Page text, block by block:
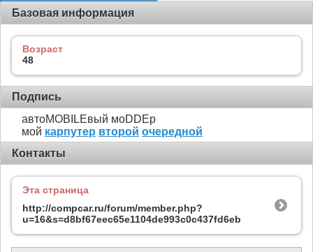
Базовая информация
Возраст
48
Подпись
автоMOBILEвый моDDEр
мой карпутер второй очередной
Контакты
Эта страница
http://compcar.ru/forum/member.php?
u=16&s=d8bf67eec65e1104de993c0c437fd6eb